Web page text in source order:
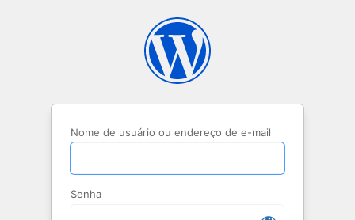
Nome de usuário ou endereço de e-mail
Senha